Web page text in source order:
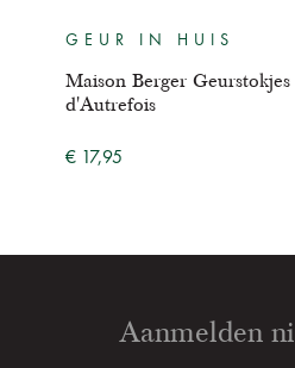
GEUR IN HUIS
Maison Berger
d'Autrefois
€ 17,95
Aanmelden